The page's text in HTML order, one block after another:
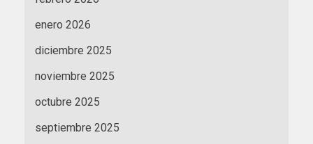
enero 2026
diciembre 2025
noviembre 2025
octubre 2025
septiembre 2025